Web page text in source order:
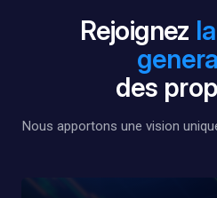
Rejoignez
des
Nous apportons une vision